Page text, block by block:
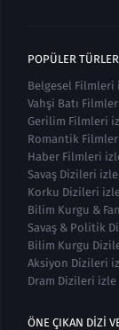
POPÜLER TÜRLER
Belgesel Filmleri
Vahşi Batı
Gerilim Filmleri
Romantik
Haber Filmleri
Savaş Dizileri izle
Korku Dizileri
Bilim Kurgu &
Savaş & Politik
Bilim Kurgu
Aksiyon Dizileri
Dram Dizileri izle
ÖNE ÇIKAN DIZI